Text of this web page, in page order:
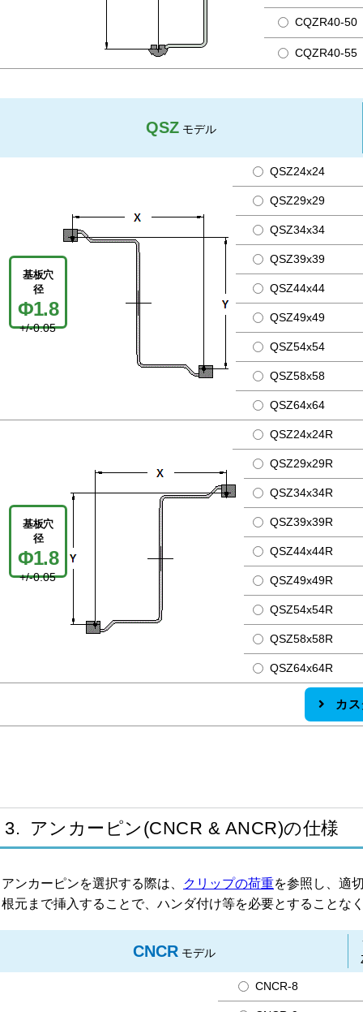
CQZR40-50
CQZR40-55
QSZ モデル
基板穴
径
Φ1.8
+/-0.05
QSZ24x24
QSZ29x29
QSZ34x34
QSZ39x39
QSZ44x44
QSZ49x49
QSZ54x54
QSZ58x58
QSZ64x64
基板穴
径
Φ1.8
+/-0.05
QSZ24x24R
QSZ29x29R
QSZ34x34R
QSZ39x39R
QSZ44x44R
QSZ49x49R
QSZ54x54R
QSZ58x58R
QSZ64x64R
カス
3. アンカーピン(CNCR & ANCR)の仕様
アンカーピンを選択する際は、 クリップの荷重を参照し、適
根元まで挿入することで、ハンダ付け等を必要とすることな
CNCRモデル
CNCR-8